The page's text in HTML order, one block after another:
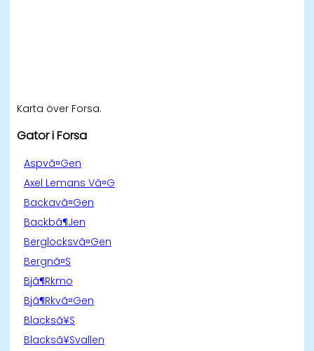
Karta över Forsa.
Gator i Forsa
Aspvã¤Gen
Axel Lemans Vã¤G
Backavã¤Gen
Backbã¶Jen
Berglocksvã¤Gen
Bergnã¤S
Bjã¶Rkmo
Bjã¶Rkvã¤Gen
Blacksã¥S
Blacksã¥Svallen